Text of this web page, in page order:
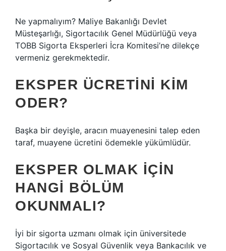
Ne yapmalıyım? Maliye Bakanlığı Devlet
Müsteşarlığı, Sigortacılık Genel Müdürlüğü veya
TOBB Sigorta Eksperleri İcra Komitesi’ne dilekçe
vermeniz gerekmektedir.
EKSPER ÜCRETINI KIM
ODER?
Başka bir deyişle, aracın muayenesini talep eden
taraf, muayene ücretini ödemekle yükümlüdür.
EKSPER OLMAK IÇIN
HANGI BÖLÜM
OKUNMALI?
İyi bir sigorta uzmanı olmak için üniversitede
Sigortacılık ve Sosyal Güvenlik veya Bankacılık ve